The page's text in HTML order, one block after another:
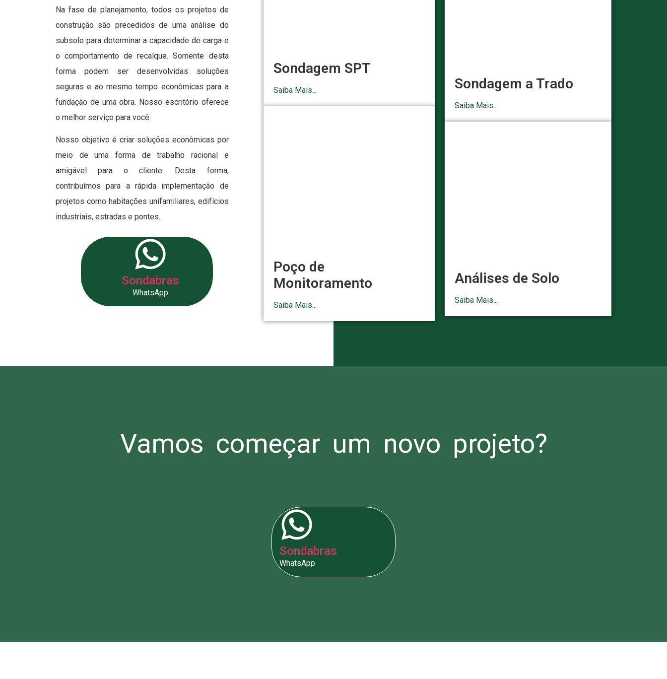
Na fase de planejamento, todos os projetos de
construção são precedidos de uma análise do
subsolo para determinar a capacidade de carga e
o comportamento de recalque. Somente desta
forma podem ser desenvolvidas soluções
seguras e ao mesmo tempo econômicas para a
fundação de uma obra. Nosso escritório oferece
o melhor serviço para você.
Nosso objetivo é criar soluções econômicas por
meio de uma forma de trabalho racional e
amigável para o cliente. Desta forma,
contribuímos para a rápida implementação de
projetos como habitações unifamiliares, edifícios
industriais, estradas e pontes.
Sondabras
WhatsApp
Sondagem SPT
Saiba Mais...
Poço de
Monitoramento
Saiba Mais...
Sondagem a Trado
Saiba Mais...
Análises de Solo
Saiba Mais...
Vamos começar um novo projeto?
Sondabras
WhatsApp